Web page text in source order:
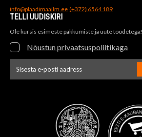
info@plaadimaailm.ee (+372) 6564 189
TELLI UUDISKIRI
Ole kursis esimeste pakkumiste ja uute toodetega!
Nõustun privaatsuspoliitikaga